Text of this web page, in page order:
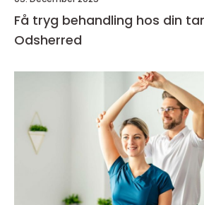
Få tryg behandling hos din
Odsherred